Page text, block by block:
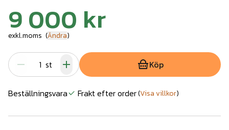
9 000 kr
exkl.moms (Ändra)
st Köp
Beställningsvara Frakt efter order(Visa villkor)